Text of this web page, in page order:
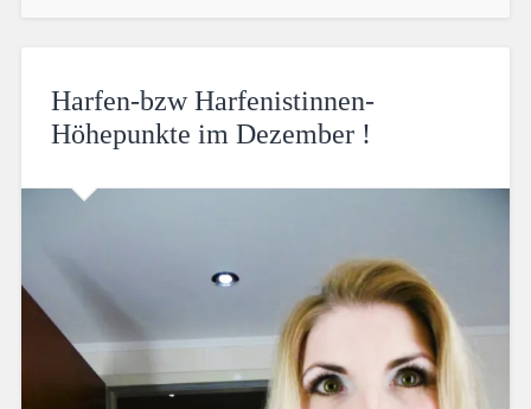
Harfen-bzw Harfenistinnen-
Höhepunkte im Dezember !